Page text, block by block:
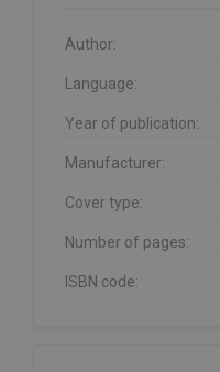
Author:
Language:
Year of publication:
Manufacturer:
Cover type:
Number of pages:
ISBN code: